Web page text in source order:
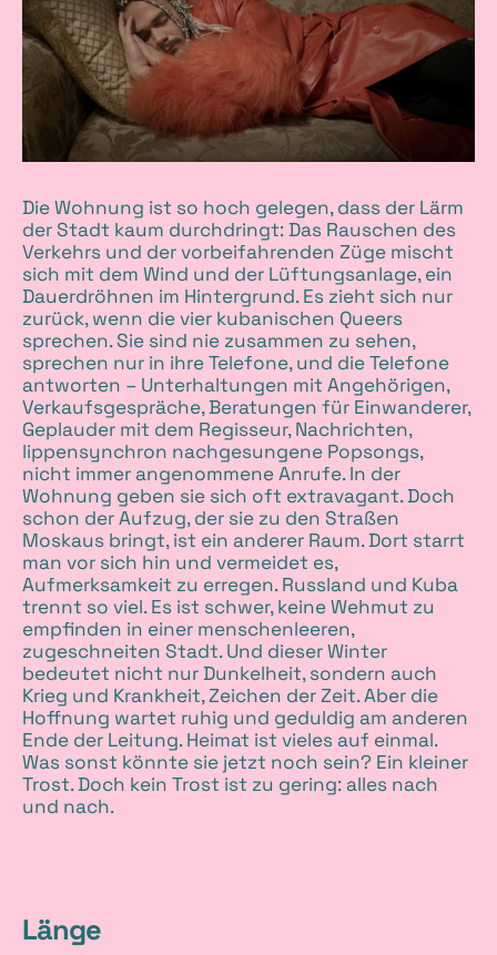
Die Wohnung ist so hoch gelegen, dass der Lärm
der Stadt kaum durchdringt: Das Rauschen des
Verkehrs und der vorbeifahrenden Züge mischt
sich mit dem Wind und der Lüftungsanlage, ein
Dauerdröhnen im Hintergrund. Es zieht sich nur
zurück, wenn die vier kubanischen Queers
sprechen. Sie sind nie zusammen zu sehen,
sprechen nur in ihre Telefone, und die Telefone
antworten – Unterhaltungen mit Angehörigen,
Verkaufsgespräche, Beratungen für Einwanderer,
Geplauder mit dem Regisseur, Nachrichten,
lippensynchron nachgesungene Popsongs,
nicht immer angenommene Anrufe. In der
Wohnung geben sie sich oft extravagant. Doch
schon der Aufzug, der sie zu den Straßen
Moskaus bringt, ist ein anderer Raum. Dort starrt
man vor sich hin und vermeidet es,
Aufmerksamkeit zu erregen. Russland und Kuba
trennt so viel. Es ist schwer, keine Wehmut zu
empfinden in einer menschenleeren,
zugeschneiten Stadt. Und dieser Winter
bedeutet nicht nur Dunkelheit, sondern auch
Krieg und Krankheit, Zeichen der Zeit. Aber die
Hoffnung wartet ruhig und geduldig am anderen
Ende der Leitung. Heimat ist vieles auf einmal.
Was sonst könnte sie jetzt noch sein? Ein kleiner
Trost. Doch kein Trost ist zu gering: alles nach
und nach.
D
Länge